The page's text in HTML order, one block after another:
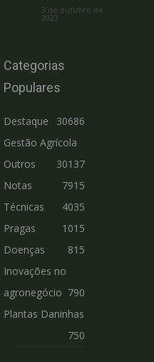
3 de outubro de
2023
Categorias
Populares
Destaque
30686
Gestão Agrícola
30137
Outros
7915
Notas
Técnicas
4035
Pragas
1015
Doenças
815
Inovações no
agronegócio 790
Plantas Daninhas
750